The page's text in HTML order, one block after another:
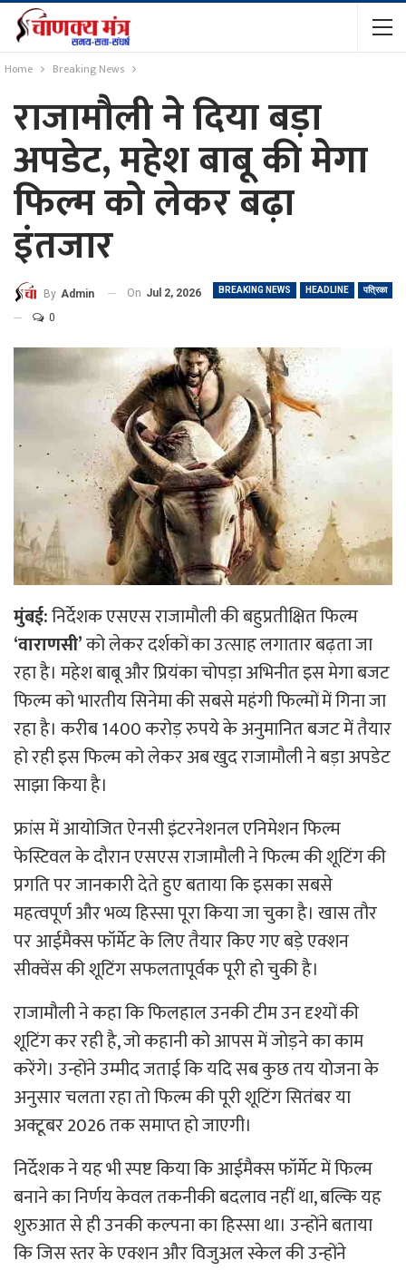
Home Breaking News
राजामौली ने दिया बड़ा
अपडेट, महेश बाबू की मेगा
फिल्म को लेकर बढ़ा
इंतजार
BREAKING NEWS HEADLINE पत्रिका
By Admin On Jul 2, 2026
0
मुंबई:निर्देशक एसएस राजामौली की बहुप्रतीक्षित फिल्म
‘वाराणसी’को लेकर दर्शकों का उत्साह लगातार बढ़ता जा
रहा है। महेश बाबू और प्रियंका चोपड़ा अभिनीत इस मेगा बजट
फिल्म को भारतीय सिनेमा की सबसे महंगी फिल्मों में गिना जा
रहा है। करीब 1400 करोड़ रुपये के अनुमानित बजट में तैयार
हो रही इस फिल्म को लेकर अब खुद राजामौली ने बड़ा अपडेट
साझा किया है।
फ्रांस में आयोजित ऐनसी इंटरनेशनल एनिमेशन फिल्म
फेस्टिवल के दौरान एसएस राजामौली ने फिल्म की शूटिंग की
प्रगति पर जानकारी देते हुए बताया कि इसका सबसे
महत्वपूर्ण और भव्य हिस्सा पूरा किया जा चुका है। खास तौर
पर आईमैक्स फॉर्मेट के लिए तैयार किए गए बड़े एक्शन
सीक्वेंस की शूटिंग सफलतापूर्वक पूरी हो चुकी है।
राजामौली ने कहा कि फिलहाल उनकी टीम उन दृश्यों की
शूटिंग कर रही है, जो कहानी को आपस में जोड़ने का काम
करेंगे। उन्होंने उम्मीद जताई कि यदि सब कुछ तय योजना के
अनुसार चलता रहा तो फिल्म की पूरी शूटिंग सितंबर या
अक्टूबर 2026 तक समाप्त हो जाएगी।
निर्देशक ने यह भी स्पष्ट किया कि आईमैक्स फॉर्मेट में फिल्म
बनाने का निर्णय केवल तकनीकी बदलाव नहीं था, बल्कि यह
शुरुआत से ही उनकी कल्पना का हिस्सा था। उन्होंने बताया
कि जिस स्तर के एक्शन और विजुअल स्केल की उन्होंने